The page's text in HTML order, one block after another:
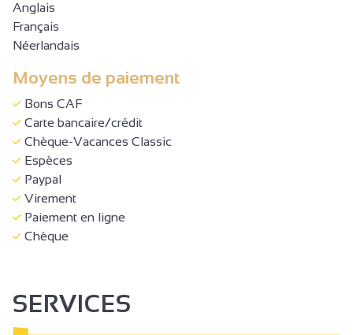
Anglais
Français
Néerlandais
Moyens de paiement
Bons CAF
Carte bancaire/crédit
Chèque-Vacances Classic
Espèces
Paypal
Virement
Paiement en ligne
Chèque
SERVICES